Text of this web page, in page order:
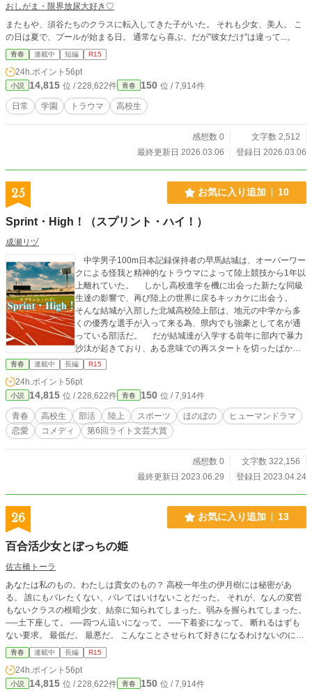
おしがま・限界放尿大好き♡
またもや、須谷たちのクラスに転入してきた子がいた。 それも少女、美人。 こ
の日は夏で、プールが始まる日。 通常なら喜ぶ、だが"彼女だけ"は違って...。
青春 連載中 短編 R15
24h.ポイント 56pt
小説 14,815 位 / 228,622件 青春 150 位 / 7,914件
日常 学園 トラウマ 高校生
感想数 0
文字数 2,512
最終更新日 2026.03.06
登録日 2026.03.06
25 お気に入り追加 10
Sprint・High！（スプリント・ハイ！）
成瀬リヅ
中学男子100m日本記録保持者の早馬結城は、オーバーワー
クによる怪我と精神的なトラウマによって陸上競技から1年以
上離れていた。 しかし高校進学を機に出会った新たな同級
生達の影響で、再び陸上の世界に戻るキッカケに出会う。
そんな結城が入部した北城高校陸上部は、地元の中学から多
くの優秀な選手が入って来る為、県内でも強豪として名が通
っている部活だ。 だが結城達が入学する前年に部内で暴力
沙汰が起きており、ある意味での再スタートを切ったばかり
だった。 大きな苦難を乗り越えた3年、その苦難に押しつ
ぶされた2年。そしてこれから新たなチームを築いていく1
年。 それぞれの世代が葛藤し、主人公と共に成長していく
物語。 ———————— ・第5回ライト文芸大賞 奨励賞「風
になれ！（非公開）」の修正版です。サムネイルはフリー画
像を使用しています ・三人称視点です ・登場人物の名前表記
は、北城高校（通称:キタ高）の陸上部員が”名前”、それ以外
想、評価、誤字脱字報告お待ちしております。分からない陸
上競技の専門用語がありましたら、いつでも気軽にお聞きく
ーリーです。なお第108走以降は不定期更新になります
青春 連載中 長編 R15
24h.ポイント 56pt
小説 14,815 位 / 228,622件 青春 150 位 / 7,914件
青春 高校生 部活 陸上 スポーツ ほのぼの
ヒューマンドラマ
恋愛
コメディ 第6回ライト文芸大賞
感想数 0
文字数 322,156
最終更新日 2023.06.29
登録日 2023.04.24
26 お気に入り追加 13
百合活少女とぼっちの姫
佐古橋トーラ
あなたは私のもの。わたしは貴女のもの？ 高校一年生の伊月樹には秘密があ
る。 誰にもバレたくない、バレてはいけないことだった。 それが、なんの変哲
もないクラスの根暗少女、結奈に知られてしまった。弱みを握られてしまった。
──土下座して。 ──四つん這いになって。 ──下着姿になって。 断れるはずも
ない要求。 最低だ。 最悪だ。 こんなことさせられて好きになるわけないのに。
人を手中に収めることを知ってしまった少女と、人の手中に収められることを知
ってしまった少女たちの物語。 当作品はカクヨムで連載している作品の転載で
す。 ※この物語はフィクションです ※この物語は、法律・法令に反する行為を
容認・推奨するものではありません。 ご注意ください。
青春 連載中 長編 R15
24h.ポイント 56pt
小説 14,815 位 / 228,622件 青春 150 位 / 7,914件